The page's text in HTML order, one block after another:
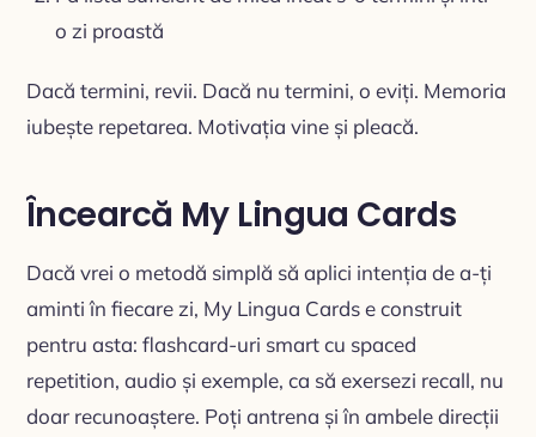
o zi proastă
Dacă termini, revii. Dacă nu termini, o eviți. Memoria
iubește repetarea. Motivația vine și pleacă.
Încearcă My Lingua Cards
Dacă vrei o metodă simplă să aplici intenția de a-ți
aminti în fiecare zi, My Lingua Cards e construit
pentru asta: flashcard-uri smart cu spaced
repetition, audio și exemple, ca să exersezi recall, nu
doar recunoaștere. Poți antrena și în ambele direcții